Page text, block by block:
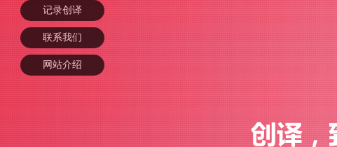
记录创译
联系我们
网站介绍